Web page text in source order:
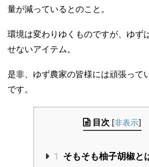
量が減っているとのこと。
環境は変わりゆくものですが、ゆず
せないアイテム。
是非、ゆず農家の皆様には頑張って
です。
目次 [非表示]
1 そもそも柚子胡椒と